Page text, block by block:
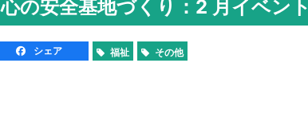
心の安全基地づくり：2 月イベント
シェア 福祉 その他